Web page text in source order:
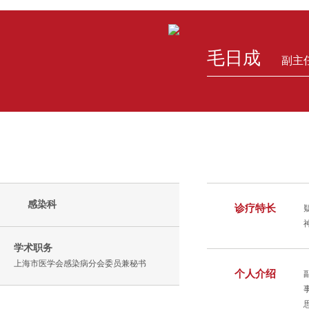
感染科
学术职务
上海市医学会感染病分会委员兼秘书
毛日成 副主
诊疗特长
个人介绍